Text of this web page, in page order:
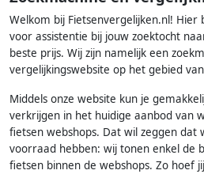
Welkom bij Fietsenvergelijken.nl! Hier
voor assistentie bij jouw zoektocht
beste prijs. Wij zijn namelijk een
vergelijkingswebsite op het gebied
Middels onze website kun je
verkrijgen in het huidige aanbod van
fietsen webshops. Dat wil zeggen dat
voorraad hebben: wij tonen enkel de
fietsen binnen de webshops. Zo hoef